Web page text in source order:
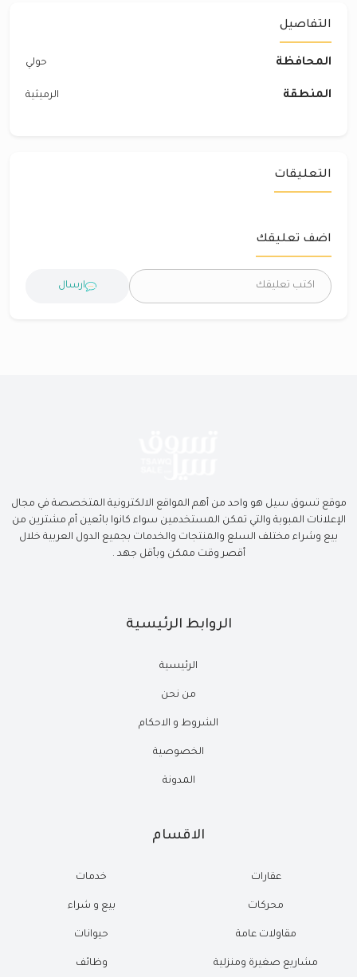
التفاصيل
المحافظة حولي
المنطقة الرميثية
التعليقات
اضف تعليقك
ارسال
موقع تسوق سيل هو واحد من أهم المواقع الالكترونية المتخصصة في مجال
الإعلانات المبوبة والتي تمكن المستخدمين سواء كانوا بائعين أم مشترين من
بيع وشراء مختلف السلع والمنتجات والخدمات بجميع الدول العربية خلال
أقصر وقت ممكن وبأقل جهد .
الروابط الرئيسية
الرئيسية
من نحن
الشروط و الاحكام
الخصوصية
المدونة
الاقسام
عقارات
محركات
مقاولات عامة
مشاريع صغيرة ومنزلية
خدمات
بيع و شراء
حيوانات
وظائف